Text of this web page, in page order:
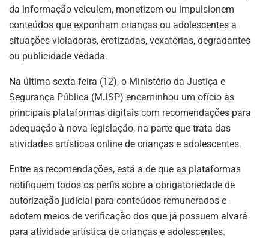
da informação veiculem, monetizem ou impulsionem
conteúdos que exponham crianças ou adolescentes a
situações violadoras, erotizadas, vexatórias, degradantes
ou publicidade vedada.
Na última sexta-feira (12), o Ministério da Justiça e
Segurança Pública (MJSP) encaminhou um ofício às
principais plataformas digitais com recomendações para
adequação à nova legislação, na parte que trata das
atividades artísticas online de crianças e adolescentes.
Entre as recomendações, está a de que as plataformas
notifiquem todos os perfis sobre a obrigatoriedade de
autorização judicial para conteúdos remunerados e
adotem meios de verificação dos que já possuem alvará
para atividade artística de crianças e adolescentes.